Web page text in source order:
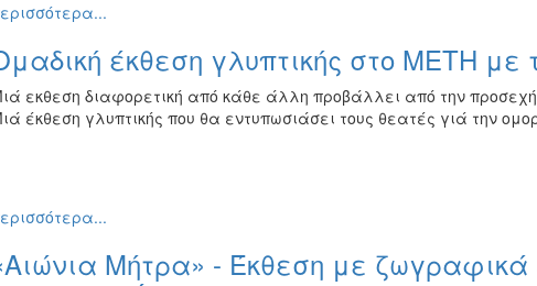
έκθεση γλυπτικής στο ΜΕΤΗ με
εκθεση διαφορετική από κάθε άλλη προβάλλει από την
έκθεση γλυπτικής που θα εντυπωσιάσει τους θεατές γιά την
Μήτρα» - Έκθεση με